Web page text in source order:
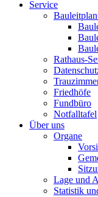
Service
Rathaus-
Friedhöfe
Fundbüro
Notfalltafel
Über uns
Organe
Lage und
Statistik